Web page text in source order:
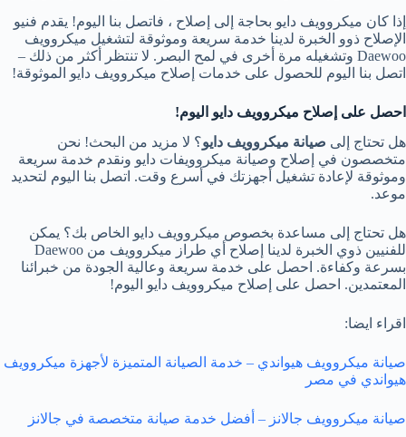
إذا كان ميكروويف دايو بحاجة إلى إصلاح ، فاتصل بنا اليوم! يقدم فنيو
الإصلاح ذوو الخبرة لدينا خدمة سريعة وموثوقة لتشغيل ميكروويف
Daewoo وتشغيله مرة أخرى في لمح البصر. لا تنتظر أكثر من ذلك –
اتصل بنا اليوم للحصول على خدمات إصلاح ميكروويف دايو الموثوقة!
احصل على إصلاح ميكروويف دايو اليوم!
هل تحتاج إلى صيانة ميكروويف دايو؟ لا مزيد من البحث! نحن
متخصصون في إصلاح وصيانة ميكروويفات دايو ونقدم خدمة سريعة
وموثوقة لإعادة تشغيل أجهزتك في أسرع وقت. اتصل بنا اليوم لتحديد
موعد.
هل تحتاج إلى مساعدة بخصوص ميكروويف دايو الخاص بك؟ يمكن
للفنيين ذوي الخبرة لدينا إصلاح أي طراز ميكروويف من Daewoo
بسرعة وكفاءة. احصل على خدمة سريعة وعالية الجودة من خبرائنا
المعتمدين. احصل على إصلاح ميكروويف دايو اليوم!
اقراء ايضا:
صيانة ميكروويف هيواندي – خدمة الصيانة المتميزة لأجهزة ميكروويف
هيواندي في مصر
صيانة ميكروويف جالانز – أفضل خدمة صيانة متخصصة في جالانز